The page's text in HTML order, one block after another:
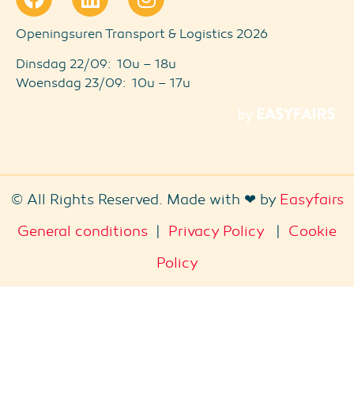
Openingsuren Transport & Logistics 2026
Dinsdag 22/09: 10u – 18u
Woensdag 23/09: 10u – 17u
© All Rights Reserved. Made with ❤ by Easyfairs
General conditions | Privacy Policy| Cookie
Policy